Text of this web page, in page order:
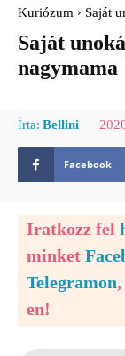
Kuriózum Saját
Saját
nagymama
Írta: Bellini
Facebook
Iratkozz fel
minket
Telegramon,
en!